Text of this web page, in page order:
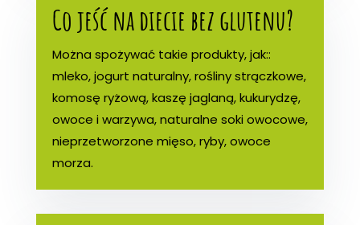
Co jeść na diecie bez glutenu?
Można spożywać takie produkty, jak::
mleko, jogurt naturalny, rośliny strączkowe,
komosę ryżową, kaszę jaglaną, kukurydzę,
owoce i warzywa, naturalne soki owocowe,
nieprzetworzone mięso, ryby, owoce
morza.